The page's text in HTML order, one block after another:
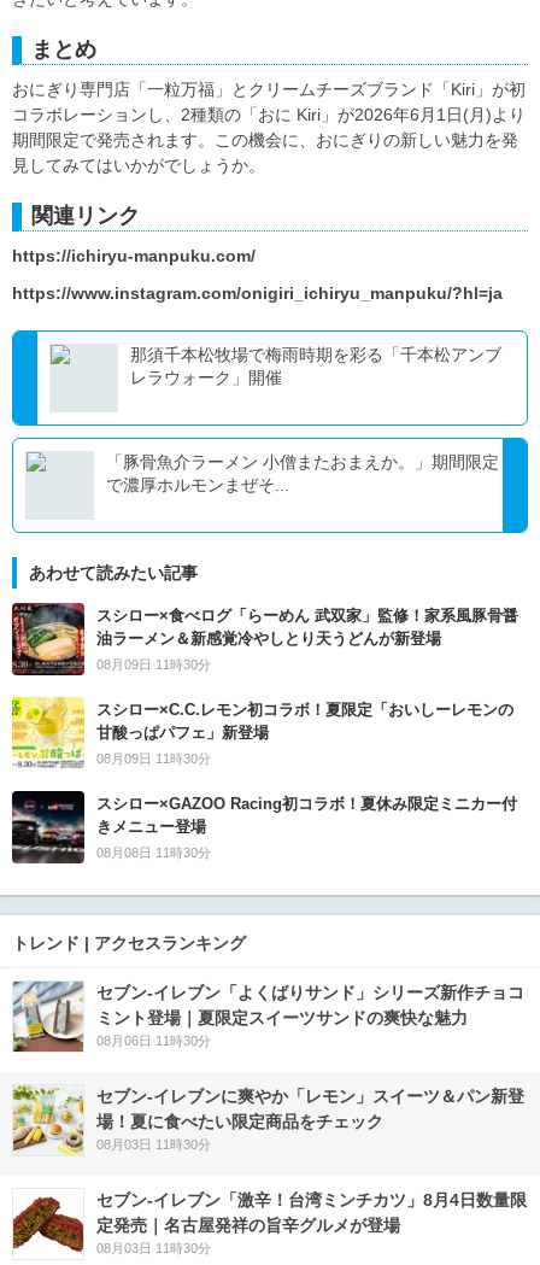
まとめ
おにぎり専門店「一粒万福」とクリームチーズブランド「Kiri」が初
コラボレーションし、2種類の「おに Kiri」が2026年6月1日(月)より
期間限定で発売されます。この機会に、おにぎりの新しい魅力を発
見してみてはいかがでしょうか。
関連リンク
https://ichiryu-manpuku.com/
https://www.instagram.com/onigiri_ichiryu_manpuku/?hl=ja
那須千本松牧場で梅雨時期を彩る「千本松アンブ
レラウォーク」開催
「豚骨魚介ラーメン 小僧またおまえか。」期間限定
で濃厚ホルモンまぜそ...
あわせて読みたい記事
スシロー×食べログ「らーめん 武双家」監修！家系風豚骨醤
油ラーメン＆新感覚冷やしとり天うどんが新登場
08月09日 11時30分
スシロー×C.C.レモン初コラボ！夏限定「おいしーレモンの
甘酸っぱパフェ」新登場
08月09日 11時30分
スシロー×GAZOO Racing初コラボ！夏休み限定ミニカー付
きメニュー登場
08月08日 11時30分
トレンド | アクセスランキング
セブン‐イレブン「よくばりサンド」シリーズ新作チョコ
ミント登場｜夏限定スイーツサンドの爽快な魅力
08月06日 11時30分
セブン‐イレブンに爽やか「レモン」スイーツ＆パン新登
場！夏に食べたい限定商品をチェック
08月03日 11時30分
セブン-イレブン「激辛！台湾ミンチカツ」8月4日数量限
定発売｜名古屋発祥の旨辛グルメが登場
08月03日 11時30分